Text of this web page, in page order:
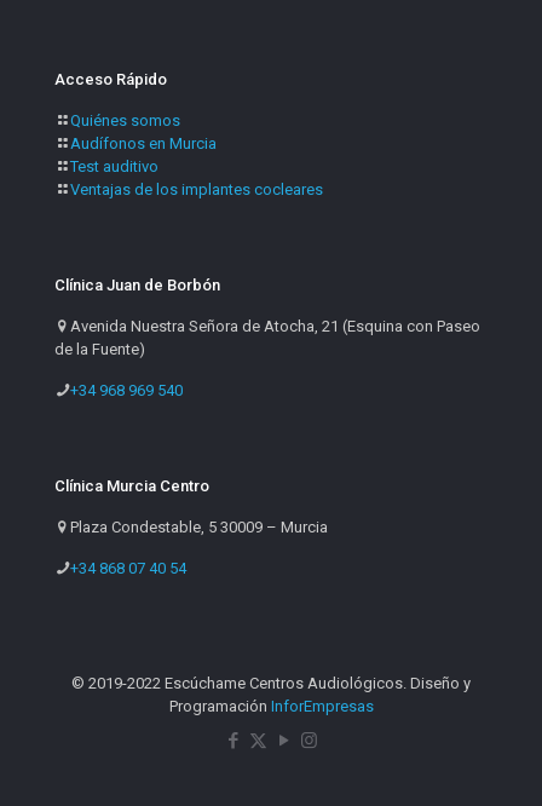
Acceso Rápido
Quiénes somos
Audífonos en Murcia
Test auditivo
Ventajas de los implantes cocleares
Clínica Juan de Borbón
Avenida Nuestra Señora de Atocha, 21 (Esquina con Paseo
de la Fuente)
+34 968 969 540
Clínica Murcia Centro
Plaza Condestable, 5 30009 – Murcia
+34 868 07 40 54
© 2019-2022 Escúchame Centros Audiológicos. Diseño y
Programación InforEmpresas